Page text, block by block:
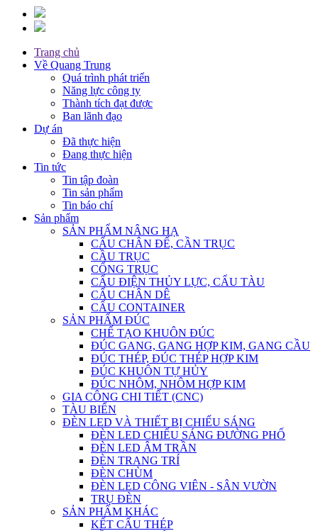
Trang chủ
Về Quang Trung
Quá trình phát triển
Năng lực công ty
Thành tích đạt được
Ban lãnh đạo
Dự án
Đã thực hiện
Đang thực hiện
Tin tức
Tin tập đoàn
Tin sản phẩm
Tin báo chí
Sản phẩm
SẢN PHẨM NÂNG HẠ
CẨU CHÂN ĐẾ, CẦN TRỤC
CẦU TRỤC
CỔNG TRỤC
CẨU ĐIỆN THỦY LỰC, CẨU TÀU
CẨU CHÂN DÊ
CẨU CONTAINER
SẢN PHẨM ĐÚC
CHẾ TẠO KHUÔN ĐÚC
ĐÚC GANG, GANG HỢP KIM, GANG CẦU
ĐÚC THÉP, ĐÚC THÉP HỢP KIM
ĐÚC KHUÔN TỰ HỦY
ĐÚC NHÔM, NHÔM HỢP KIM
GIA CÔNG CHI TIẾT (CNC)
TÀU BIỂN
ĐÈN LED VÀ THIẾT BỊ CHIẾU SÁNG
ĐÈN LED CHIẾU SÁNG ĐƯỜNG PHỐ
ĐÈN LED ÂM TRẦN
ĐÈN TRANG TRÍ
ĐÈN CHÙM
ĐÈN LED CÔNG VIÊN - SÂN VƯỜN
TRỤ ĐÈN
SẢN PHẨM KHÁC
KẾT CẤU THÉP